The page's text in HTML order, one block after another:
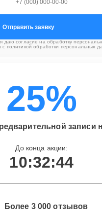
Отправить заявку
даю согласие на обработку
с политикой обработки персональных
25%
записи
До конца акции:
10:32:43
Более 3 000 отзывов